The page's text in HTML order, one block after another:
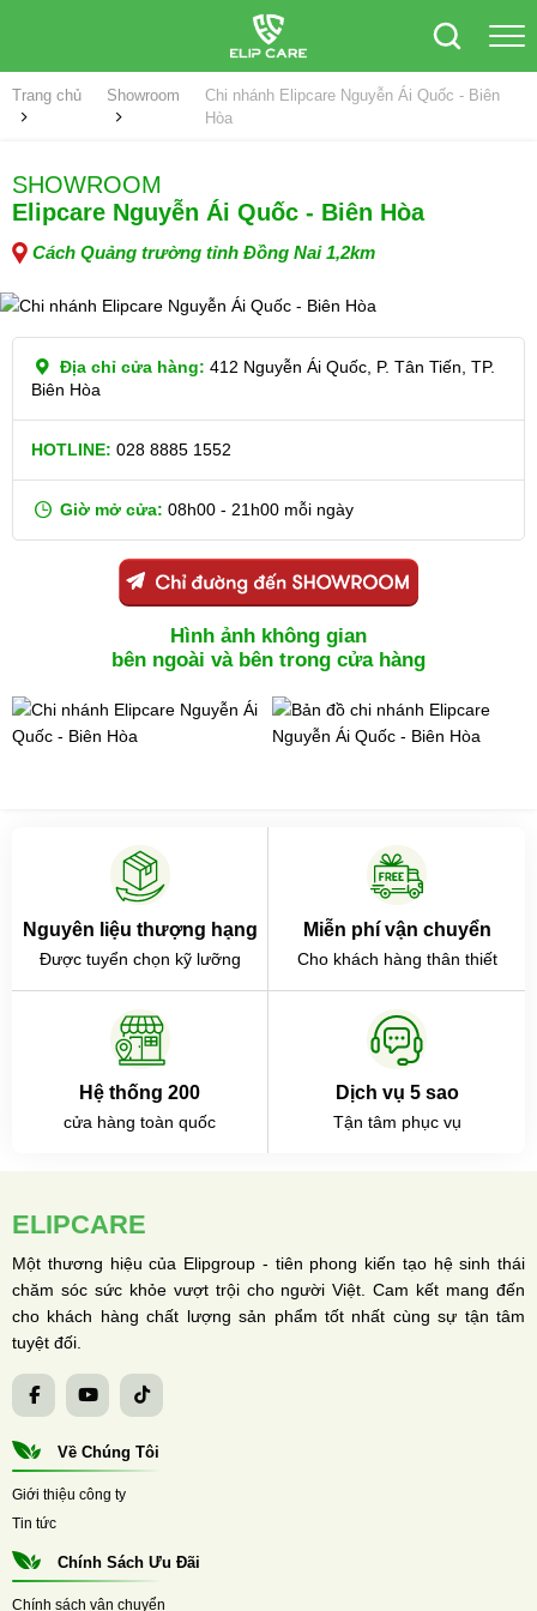
Trang chủ Showroom
Chi nhánh Elipcare Nguyễn Ái Quốc - Biên
Hòa
SHOWROOM
Elipcare Nguyễn Ái Quốc - Biên Hòa
Cách Quảng trường tỉnh Đồng Nai 1,2km
Địa chỉ cửa hàng: 412 Nguyễn Ái Quốc, P. Tân Tiến, TP.
Biên Hòa
HOTLINE: 028 8885 1552
Giờ mở cửa: 08h00 - 21h00 mỗi ngày
Hình ảnh không gian
bên ngoài và bên trong cửa hàng
Nguyên liệu thượng hạng
Được tuyển chọn kỹ lưỡng
Miễn phí vận chuyển
Cho khách hàng thân thiết
Hệ thống 200
cửa hàng toàn quốc
Dịch vụ 5 sao
Tận tâm phục vụ
ELIPCARE
Một thương hiệu của Elipgroup - tiên phong kiến tạo hệ sinh thái
chăm sóc sức khỏe vượt trội cho người Việt. Cam kết mang đến
cho khách hàng chất lượng sản phẩm tốt nhất cùng sự tận tâm
tuyệt đối.
Về Chúng Tôi
Giới thiệu công ty
Tin tức
Chính Sách Ưu Đãi
Chính sách vận chuyển